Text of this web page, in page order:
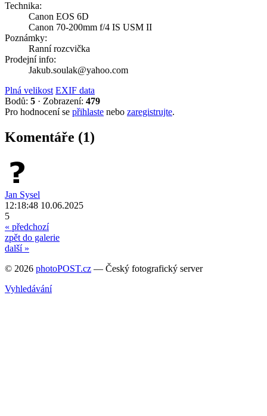
Technika:
Canon EOS 6D
Canon 70-200mm f/4 IS USM II
Poznámky:
Ranní rozcvička
Prodejní info:
Jakub.soulak@yahoo.com
Plná velikost EXIF data
Bodů: 5 · Zobrazení: 479
Pro hodnocení se přihlaste nebo zaregistrujte.
Komentáře (1)
Jan Sysel
12:18:48 10.06.2025
5
« předchozí
zpět do galerie
další »
© 2026 photoPOST.cz — Český fotografický server
Vyhledávání